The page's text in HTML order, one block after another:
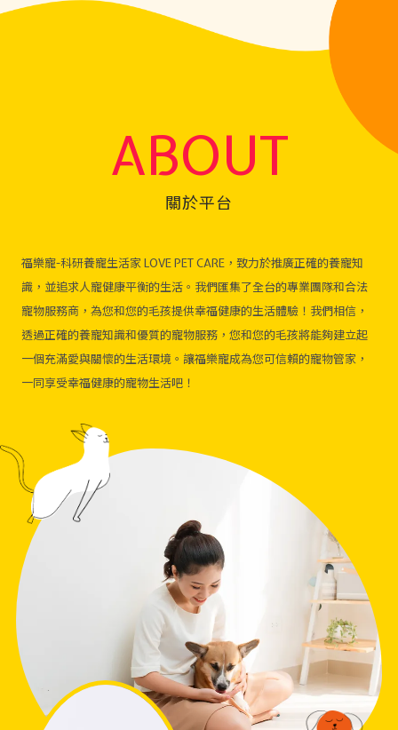
ABOUT
關於平台
福樂寵-科研養寵生活家 LOVE PET CARE，致力於推廣正確的養寵知
識，並追求人寵健康平衡的生活。我們匯集了全台的專業團隊和合法
寵物服務商，為您和您的毛孩提供幸福健康的生活體驗！我們相信，
透過正確的養寵知識和優質的寵物服務，您和您的毛孩將能夠建立起
一個充滿愛與關懷的生活環境。讓福樂寵成為您可信賴的寵物管家，
一同享受幸福健康的寵物生活吧！